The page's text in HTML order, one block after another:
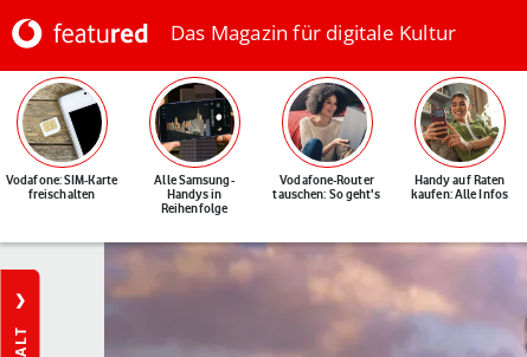
Das Magazin für digitale Kultur
Vodafone: SIM-Karte
freischalten
Alle Samsung-
Handys in
Reihenfolge
Vodafone-Router
tauschen: So geht's
Handy auf Raten
kaufen: Alle Infos